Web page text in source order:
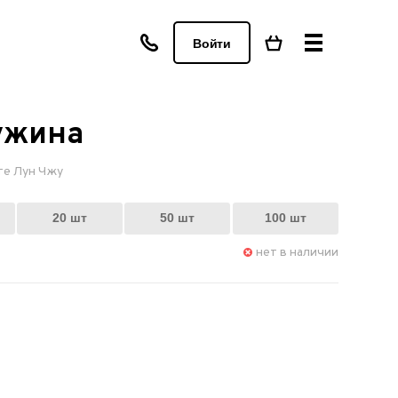
Войти
Лун Чжу
20 шт 50 шт 100 шт
нет в наличии